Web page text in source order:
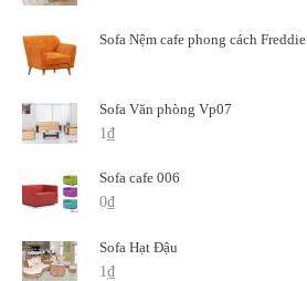
Sofa Nệm cafe phong cách Freddie
Sofa Văn phòng Vp07
1₫
Sofa cafe 006
0₫
Sofa Hạt Đậu
1₫